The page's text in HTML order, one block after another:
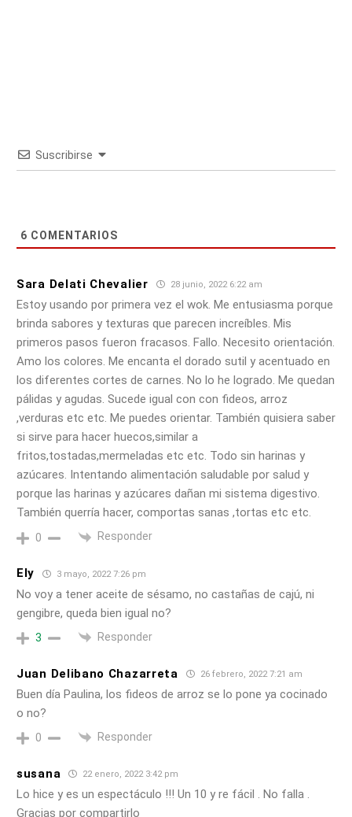
Suscribirse
6 COMENTARIOS
Sara Delati Chevalier 28 junio, 2022 6:22 am
Estoy usando por primera vez el wok. Me entusiasma porque
brinda sabores y texturas que parecen increíbles. Mis
primeros pasos fueron fracasos. Fallo. Necesito orientación.
Amo los colores. Me encanta el dorado sutil y acentuado en
los diferentes cortes de carnes. No lo he logrado. Me quedan
pálidas y agudas. Sucede igual con con fideos, arroz
,verduras etc etc. Me puedes orientar. También quisiera saber
si sirve para hacer huecos,similar a
fritos,tostadas,mermeladas etc etc. Todo sin harinas y
azúcares. Intentando alimentación saludable por salud y
porque las harinas y azúcares dañan mi sistema digestivo.
También querría hacer, comportas sanas ,tortas etc etc.
0 Responder
Ely 3 mayo, 2022 7:26 pm
No voy a tener aceite de sésamo, no castañas de cajú, ni
gengibre, queda bien igual no?
3 Responder
Juan Delibano Chazarreta 26 febrero, 2022 7:21 am
Buen día Paulina, los fideos de arroz se lo pone ya cocinado
o no?
0 Responder
susana 22 enero, 2022 3:42 pm
Lo hice y es un espectáculo !!! Un 10 y re fácil . No falla .
Gracias por compartirlo